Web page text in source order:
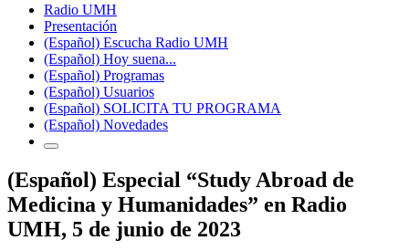
Radio UMH
Presentación
(Español) Escucha Radio UMH
(Español) Hoy suena...
(Español) Programas
(Español) Usuarios
(Español) SOLICITA TU PROGRAMA
(Español) Novedades
(Español) Especial “Study Abroad de
Medicina y Humanidades” en Radio
UMH, 5 de junio de 2023